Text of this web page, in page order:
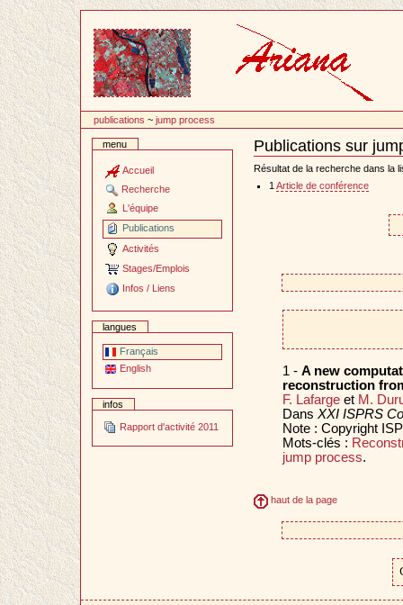
contenu
publications ~jump process
menu
Accueil
Recherche
L'équipe
Publications
Activités
Stages/Emplois
Infos / Liens
langues
Français
English
infos
Rapport d'activité 2011
Publications sur
Document
Actions
Résultat de la recherche dans la
1 Article de conférence
1 - A new
reconstruction
F. Lafargeet M.
Dans XXI ISPRS
Note : Copyright
Mots-clés :
jump process.
haut de la page